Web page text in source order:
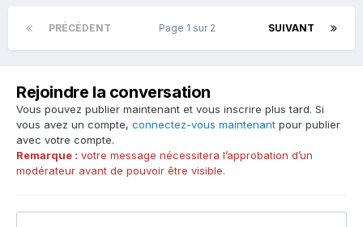
PRÉCÉDENT SUIVANT
Page 1 sur 2
Rejoindre la conversation
Vous pouvez publier maintenant et vous inscrire plus tard. Si
vous avez un compte, connectez-vous maintenant pour publier
avec votre compte.
Remarque : votre message nécessitera l’approbation d’un
modérateur avant de pouvoir être visible.